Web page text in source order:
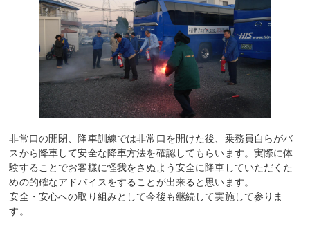
非常口の開閉、降車訓練では非常口を開けた後、乗務員自らがバ
スから降車して安全な降車方法を確認してもらいます。実際に体
験することでお客様に怪我をさぬよう安全に降車していただくた
めの的確なアドバイスをすることが出来ると思います。
安全・安心への取り組みとして今後も継続して実施して参りま
す。